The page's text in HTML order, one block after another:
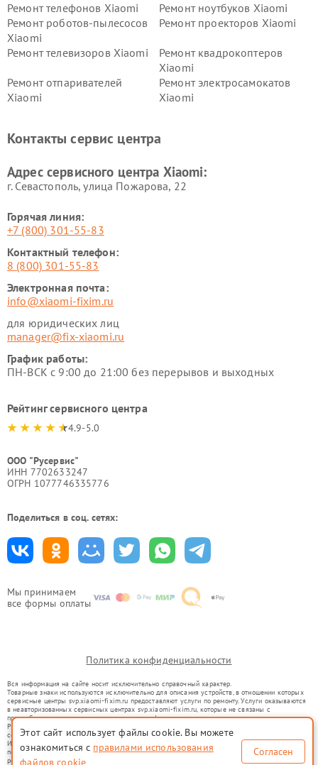
Мы принимаем
все формы оплаты
Ремонт телефонов Xiaomi
Ремонт ноутбуков Xiaomi
Ремонт роботов-пылесосов
Xiaomi
Ремонт проекторов Xiaomi
Ремонт телевизоров Xiaomi
Ремонт квадрокоптеров
Xiaomi
Ремонт отпаривателей
Xiaomi
Ремонт электросамокатов
Xiaomi
Ремонт стиральных машин
Ремонт смарт-часов Xiaomi
Контакты сервис центра
Адрес сервисного центра Xiaomi:
г. Севастополь, улица Пожарова, 22
Горячая линия:
+7 (800) 301-55-83
Контактный телефон:
8 (800) 301-55-83
Электронная почта:
info@xiaomi-fixim.ru
для юридических лиц
manager@fix-xiaomi.ru
График работы:
ПН-ВСК с 9:00 до 21:00 без перерывов и выходных
Рейтинг сервисного центра
4.9-5.0
ООО "Русервис"
ИНН 7702633247
ОГРН 1077746335776
Поделиться в соц. сетях:
Политика конфиденциальности
Вся информация на сайте носит исключительно справочный характер.
Товарные знаки используются исключительно для описания устройств, в отношении которых
сервисные центры svp.xiaomi-fixim.ru предоставляют услуги по ремонту. Услуги оказываются
в неавторизованных сервисных центрах svp.xiaomi-fixim.ru, которые не связаны с
правообладателями товарных знаков или их официальными представителями.
Ремонт осуществляется для устройств, уже введенных в гражданский оборот в соответствии
со статьей 1487 ГК РФ.
Использование товарных знаков не преследует цели индивидуализации услуг или введения
потребителей в заблуждение, а служит для информирования о предоставляемых услугах по
ремонту техники указанных брендов.
Этот сайт использует файлы cookie. Вы можете
ознакомиться с правилами использования
файлов cookie
Согласен